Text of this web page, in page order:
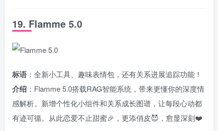
19. Flamme 5.0
标语 ：全新小工具、趣味表情包，还有关系进展追踪功能！
介绍 ：Flamme 5.0搭载RAG智能系统，带来更懂你的深度情
感解析。新增个性化小组件和关系成长图谱，让每段心动都
有迹可循。从此恋爱不止甜蜜🎉，更添俏皮😈，愈显深刻❤️